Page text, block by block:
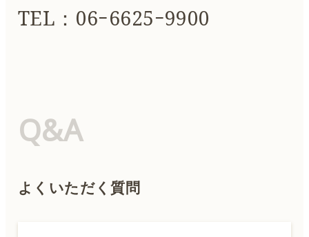
TEL：06ｰ6625ｰ9900
Q&A
よくいただく質問